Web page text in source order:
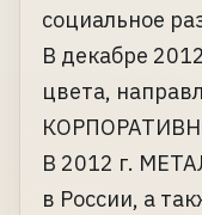
социальное
В декабре
цвета,
В 2012 г.
в России, а